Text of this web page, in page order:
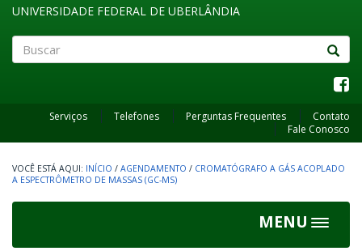
UNIVERSIDADE FEDERAL DE UBERLÂNDIA
Serviços Telefones Perguntas Frequentes
Contato
Fale Conosco
INÍCIO / AGENDAMENTO / CROMATÓGRAFO A GÁS ACOPLADO
A ESPECTRÔMETRO DE MASSAS (GC-MS)
MENU
Toggle